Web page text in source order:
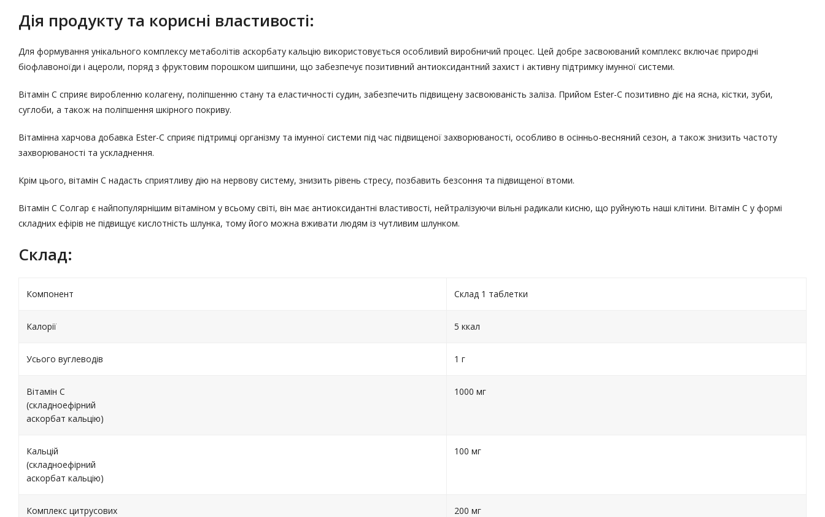
Дія продукту та корисні властивості:
Для формування унікального комплексу метаболітів аскорбату кальцію використовується особливий виробничий процес. Цей добре засвоюваний комплекс включає природні
біофлавоноїди і ацероли, поряд з фруктовим порошком шипшини, що забезпечує позитивний антиоксидантний захист і активну підтримку імунної системи.
Вітамін С сприяє виробленню колагену, поліпшенню стану та еластичності судин, забезпечить підвищену засвоюваність заліза. Прийом Ester-C позитивно діє на ясна, кістки, зуби,
суглоби, а також на поліпшення шкірного покриву.
Вітамінна харчова добавка Ester-C сприяє підтримці організму та імунної системи під час підвищеної захворюваності, особливо в осінньо-весняний сезон, а також знизить частоту
захворюваності та ускладнення.
Крім цього, вітамін С надасть сприятливу дію на нервову систему, знизить рівень стресу, позбавить безсоння та підвищеної втоми.
Вітамін С Солгар є найпопулярнішим вітаміном у всьому світі, він має антиоксидантні властивості, нейтралізуючи вільні радикали кисню, що руйнують наші клітини. Вітамін С у формі
складних ефірів не підвищує кислотність шлунка, тому його можна вживати людям із чутливим шлунком.
Склад:
Компонент Склад 1 таблетки
Калорії 5 ккал
Усього вуглеводів 1 г
Вітамін C
(складноефірний
аскорбат кальцію)
1000 мг
Кальцій
(складноефірний
аскорбат кальцію)
100 мг
Комплекс цитрусових
200 мг